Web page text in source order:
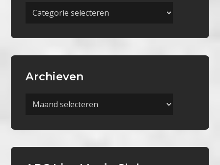
Meer
Archieven
Archieven